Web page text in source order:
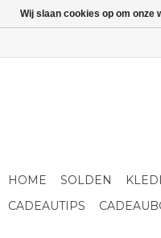
HOME SOLDEN
CADEAUTIPS
Wij slaan cookies op om onze